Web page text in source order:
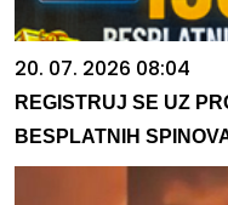
20. 07. 2026 08:04
REGISTRUJ SE UZ
BESPLATNIH